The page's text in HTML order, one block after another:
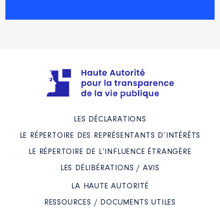
LES DÉCLARATIONS
LE RÉPERTOIRE DES REPRÉSENTANTS D’INTÉRÊTS
LE RÉPERTOIRE DE L’INFLUENCE ÉTRANGÈRE
LES DÉLIBÉRATIONS / AVIS
LA HAUTE AUTORITÉ
RESSOURCES / DOCUMENTS UTILES